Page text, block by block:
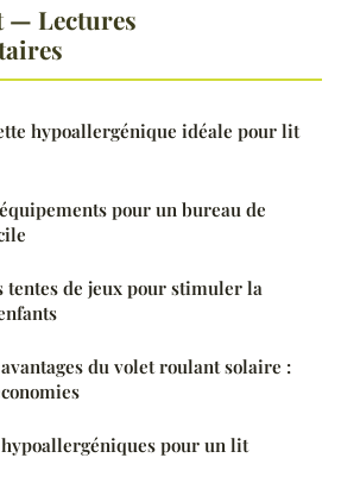
— Lectures
hypoallergénique idéale pour lit
pour un bureau de
tentes de jeux pour stimuler la
du volet roulant solaire :
hypoallergéniques pour un lit